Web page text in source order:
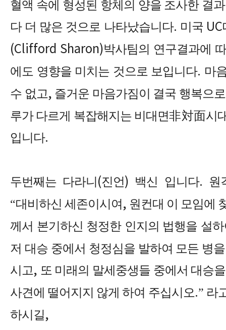
혈액 속에 형성된 항체의 양을 조사한 결
다 더 많은 것으로 나타났습니다. 미국 UC
(Clifford Sharon)박사팀의 연구결과에
에도 영향을 미치는 것으로 보입니다. 마
수 없고, 즐거운 마음가짐이 결국 행복으
루가 다르게 복잡해지는 비대면非対面시
입니다.
두번째는 다라니 (진언) 백신 입니다. 원
“대비하신 세존이시여 , 원컨대 이 모임에
께서 본기하신 청정한 인지의 법행을 설
저 대승 중에서 청정심을 발하여 모든 병
시고, 또 미래의 말세중생들 중에서 대승
사견에 떨어지지 않게 하여 주십시오.” 라
하시길,